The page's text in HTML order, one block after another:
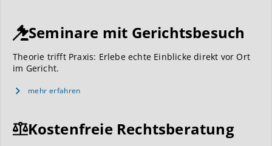
Seminare mit Gerichtsbesuch
Theorie trifft Praxis: Erlebe echte Einblicke direkt vor Ort
im Gericht.
mehr erfahren
Kostenfreie Rechtsberatung